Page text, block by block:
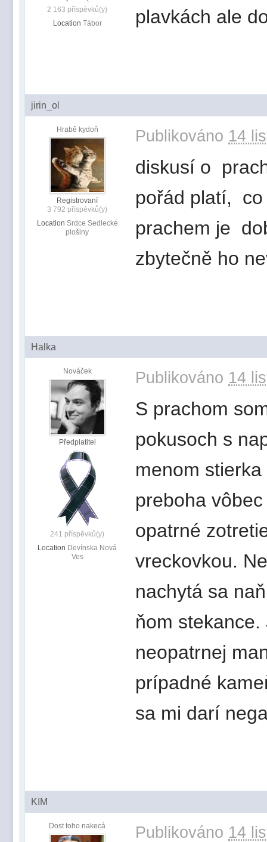
2 163 příspěvků(y)
Location Tábor plavkách ale
jirin_ol
Hrabě kydoň
Registrovaní
3 792 příspěvků(y)
Location Srdce Sedlecké
plošiny
Publikováno 14
diskusí o
pořád platí,
prachem je
zbytečně ho
Halka
Nováček
Předplatitel
241 příspěvků(y)
Location Devínska Nová
Ves
Publikováno 14
S prachom
pokusoch s
menom
preboha
opatrné
vreckovkou.
nachytá sa
ňom
neopatrnej
prípadné
sa mi darí
KIM
Dost toho nakecá Publikováno 14